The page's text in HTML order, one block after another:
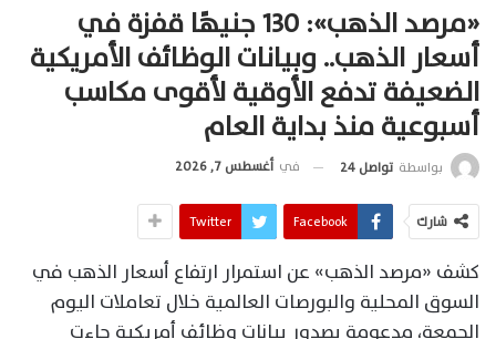
«مرصد الذهب»: 130 جنيهًا قفزة في
أسعار الذهب.. وبيانات الوظائف الأمريكية
الضعيفة تدفع الأوقية لأقوى مكاسب
أسبوعية منذ بداية العام
بواسطة تواصل 24 في أغسطس 7, 2026
شارك Facebook
Twitter
كشف «مرصد الذهب» عن استمرار ارتفاع أسعار الذهب في
السوق المحلية والبورصات العالمية خلال تعاملات اليوم
الجمعة، مدعومة بصدور بيانات وظائف أمريكية جاءت